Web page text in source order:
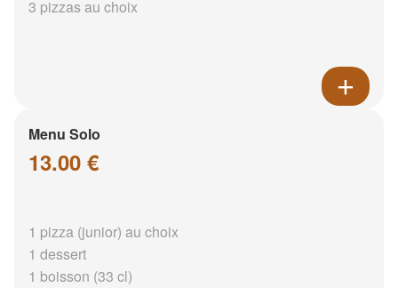
3 pizzas au choix
Menu Solo
13.00 €
1 pizza (junior) au choix
1 dessert
1 boisson (33 cl)